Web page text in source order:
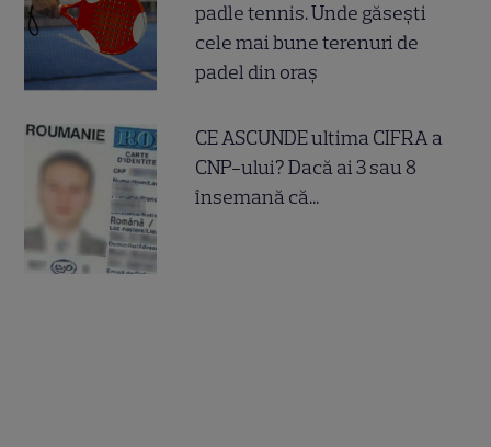
padle tennis. Unde găsești
cele mai bune terenuri de
padel din oraș
CE ASCUNDE ultima CIFRA a
CNP-ului? Dacă ai 3 sau 8
însemană că...